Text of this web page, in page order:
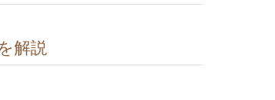
解説